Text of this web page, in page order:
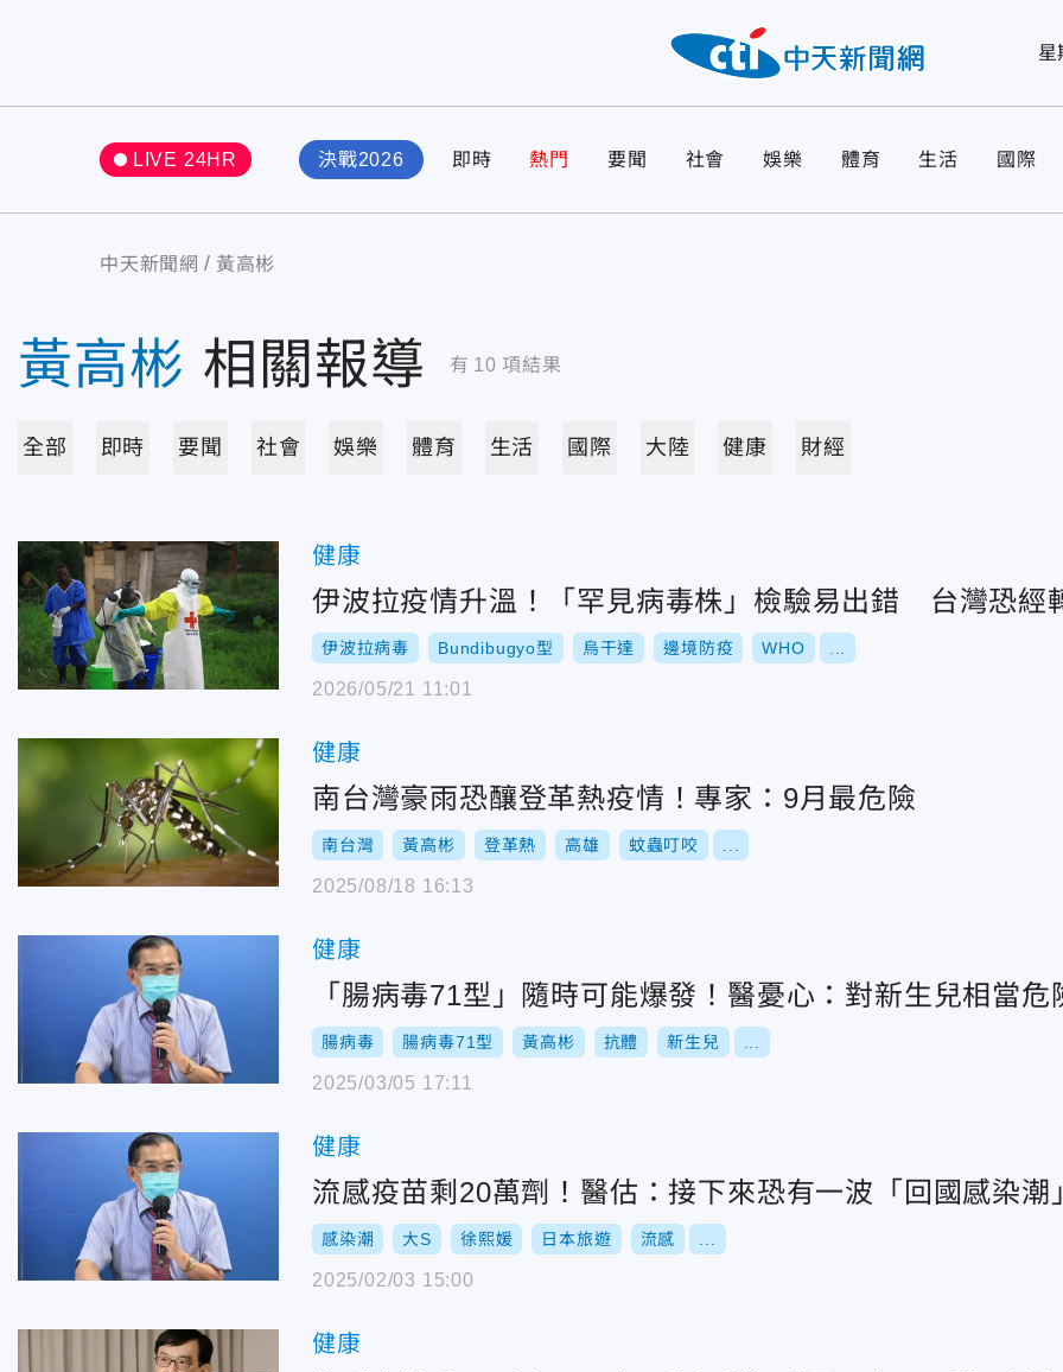
星
LIVE 24HR 決戰2026 即時 熱門 要聞 社會 娛樂 體育 生活 國際
中天新聞網 黃高彬
黃高彬 相關報導 有 10 項結果
全部 即時 要聞 社會 娛樂 體育 生活 國際 大陸 健康 財經
健康
伊波拉疫情升溫！「罕見病毒株」檢驗易出錯 台灣恐經
伊波拉病毒 Bundibugyo型 烏干達 邊境防疫 WHO
2026/05/21 11:01
健康
南台灣豪雨恐釀登革熱疫情！專家：9月最危險
南台灣 黃高彬 登革熱 高雄 蚊蟲叮咬
2025/08/18 16:13
健康
「腸病毒71型」隨時可能爆發！醫憂心：對新生兒相當危
腸病毒 腸病毒71型 黃高彬 抗體 新生兒
2025/03/05 17:11
健康
流感疫苗剩20萬劑！醫估：接下來恐有一波「回國感染潮
感染潮 大S 徐熙媛 日本旅遊 流感
2025/02/03 15:00
健康